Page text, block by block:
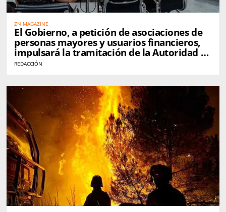
ZN MAGAZINE
El Gobierno, a petición de asociaciones de
personas mayores y usuarios financieros,
impulsará la tramitación de la Autoridad de
Defensa del Cliente Financiero en
septiembre
REDACCIÓN